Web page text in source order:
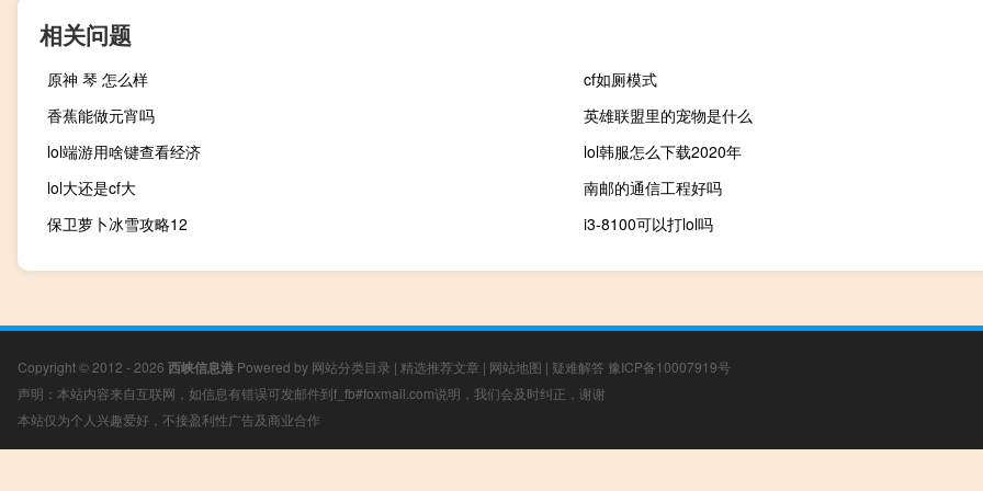
相关问题
原神 琴 怎么样
cf如厕模式
香蕉能做元宵吗
英雄联盟里的宠物是什么
lol端游用啥键查看经济
lol韩服怎么下载2020年
lol大还是cf大
南邮的通信工程好吗
保卫萝卜冰雪攻略12
i3-8100可以打lol吗
Copyright © 2012 - 2026 西峡信息港 Powered by 网站分类目录 | 精选推荐文章 | 网站地图 | 疑难解答 豫ICP备10007919号
声明：本站内容来自互联网，如信息有错误可发邮件到f_fb#foxmail.com说明，我们会及时纠正，谢谢
本站仅为个人兴趣爱好，不接盈利性广告及商业合作